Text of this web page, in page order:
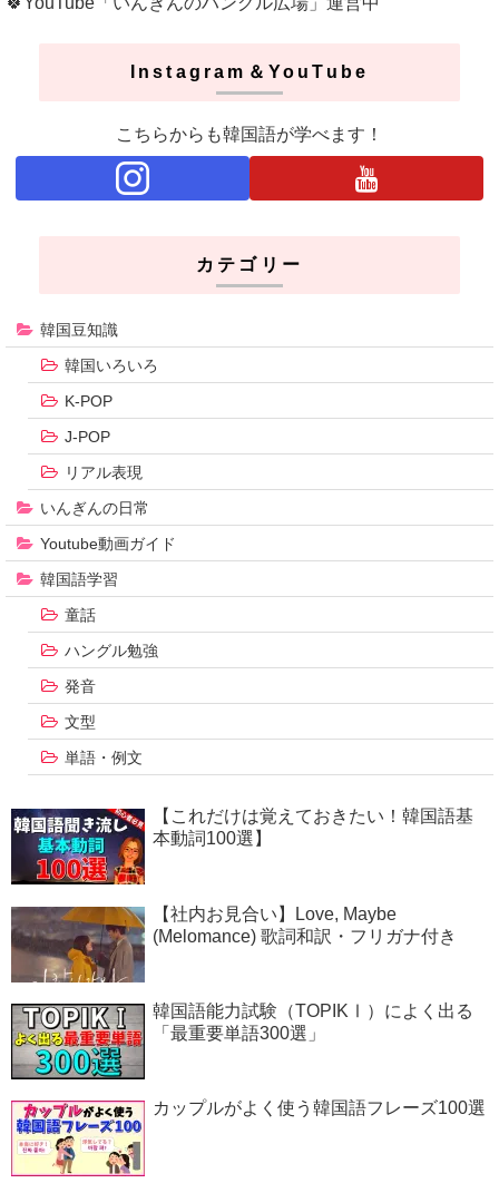
Instagram＆YouTube
こちらからも韓国語が学べます！
カテゴリー
韓国豆知識
韓国いろいろ
K-POP
J-POP
リアル表現
いんぎんの日常
Youtube動画ガイド
韓国語学習
童話
ハングル勉強
発音
文型
単語・例文
【これだけは覚えておきたい！韓国語基
本動詞100選】
【社内お見合い】Love, Maybe
(Melomance) 歌詞和訳・フリガナ付き
韓国語能力試験（TOPIKⅠ）によく出る
「最重要単語300選」
カップルがよく使う韓国語フレーズ100選